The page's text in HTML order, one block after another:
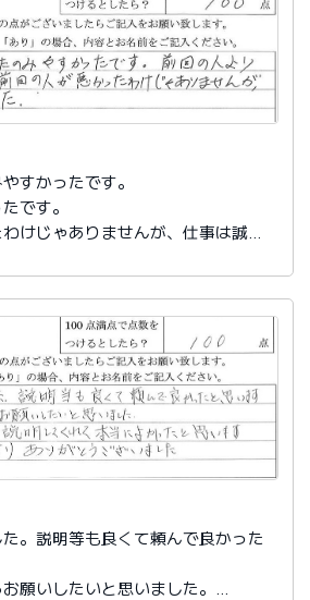
すかったです。
です。
けじゃありませんが、仕事は誠実
。説明等も良くて頼んで良かった
願いしたいと思いました。